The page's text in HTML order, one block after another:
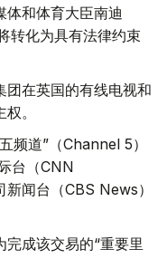
体和体育大臣南迪
转化为具有法律约束
团在英国的有线电视和
。
频道”（Channel 5）
台（CNN
闻台（CBS News）
成该交易的“重要里